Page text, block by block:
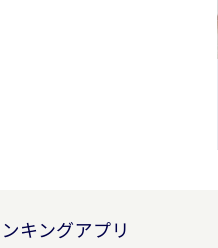
キングアプリ